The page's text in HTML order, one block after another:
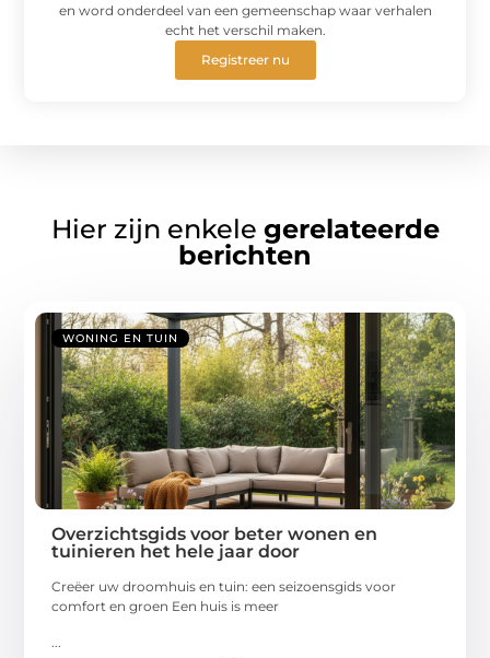
en word onderdeel van een gemeenschap waar verhalen
echt het verschil maken.
Registreer nu
Hier zijn enkele gerelateerde
berichten
WONING EN TUIN
Overzichtsgids voor beter wonen en
tuinieren het hele jaar door
Creëer uw droomhuis en tuin: een seizoensgids voor
comfort en groen Een huis is meer